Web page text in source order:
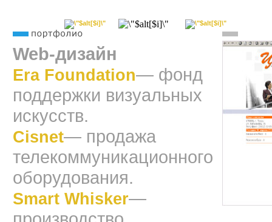
Web-дизайн
Era Foundation— фонд
поддержки визуальных
искусств.
Cisnet— продажа
телекоммуникационного
оборудования.
Smart Whisker—